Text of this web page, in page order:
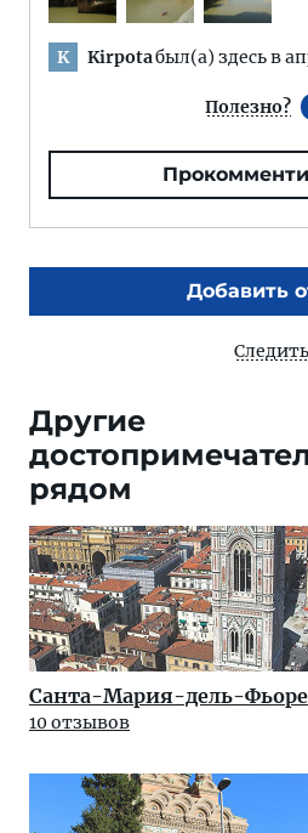
K Kirpotaбыл(а) здесь в
Полезно?
Добавить
Следить
Другие
рядом
Санта-Мария-дель-Фьоре
10 отзывов